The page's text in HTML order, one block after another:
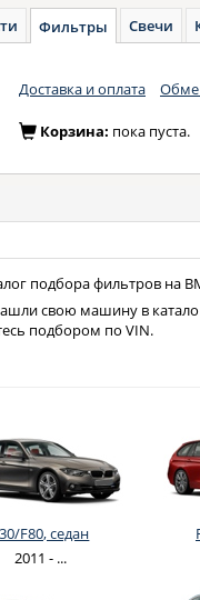
Фильтры Свечи
Доставка и оплата
Корзина: пока пуста.
подбора фильтров на
свою машину в
подбором по VIN.
F80, седан
2011 - ...